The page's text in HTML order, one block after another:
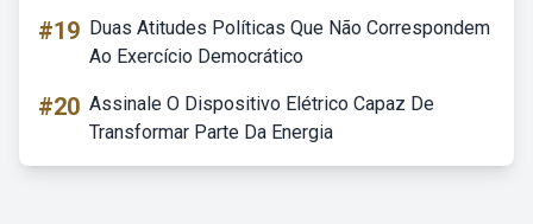
#19 Duas Atitudes Políticas Que Não Correspondem
Ao Exercício Democrático
#20 Assinale O Dispositivo Elétrico Capaz De
Transformar Parte Da Energia